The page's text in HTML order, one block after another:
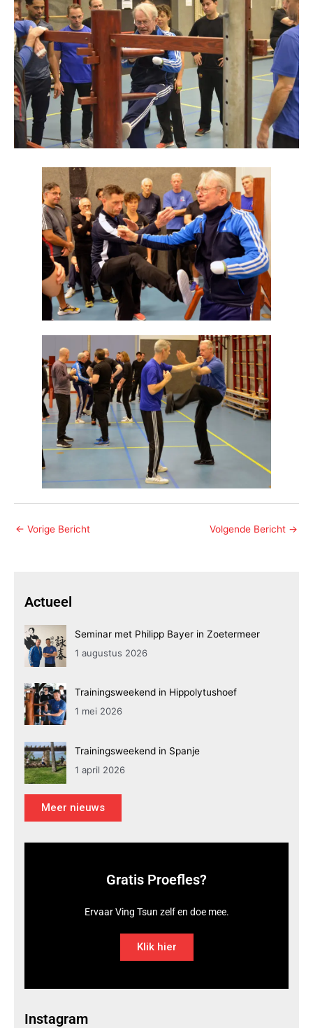
← Vorige Bericht Volgende Bericht →
Actueel
Seminar met Philipp Bayer in Zoetermeer
1 augustus 2026
Trainingsweekend in Hippolytushoef
1 mei 2026
Trainingsweekend in Spanje
1 april 2026
Meer nieuws
Gratis Proefles?
Ervaar Ving Tsun zelf en doe mee.
Klik hier
Instagram